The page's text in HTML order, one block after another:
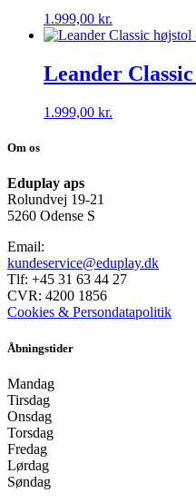
1.999,00 kr.
Leander
1.999,00 kr.
Om os
Eduplay aps
Rolundvej 19-21
5260 Odense S
Email:
kundeservice@eduplay.dk
Tlf: +45 31 63 44 27
CVR: 4200 1856
Cookies & Persondatapolitik
Åbningstider
Mandag
Tirsdag
Onsdag
Torsdag
Fredag
Lørdag
Søndag